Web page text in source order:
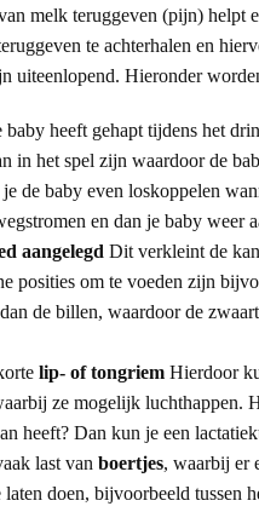
melk teruggeven (pijn)
te achterhalen en
uiteenlopend. Hieronder
heeft gehapt tijdens het
in het spel zijn waardoor de
de baby even loskoppelen
en dan je baby weer
aangelegd Dit verkleint de
posities om te voeden zijn
de billen, waardoor de
lip- of tongriemHierdoor
ze mogelijk
heeft? Dan kun je een
last van boertjes, waarbij er
doen, bijvoorbeeld tussen